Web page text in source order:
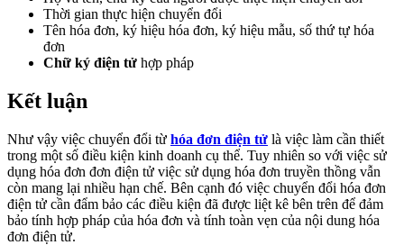
Thời gian thực hiện chuyển đổi
Tên hóa đơn, ký hiệu hóa đơn, ký hiệu mẫu, số thứ tự hóa
đơn
Chữ ký điện tử hợp pháp
Kết luận
Như vậy việc chuyển đổi từ hóa đơn điện tử là việc làm cần thiết
trong một số điều kiện kinh doanh cụ thể. Tuy nhiên so với việc sử
dụng hóa đơn đơn điện tử việc sử dụng hóa đơn truyền thồng vẫn
còn mang lại nhiều hạn chế. Bên cạnh đó việc chuyển đổi hóa đơn
điện tử cần đẩm bảo các điều kiện đã được liệt kê bên trên để đảm
bảo tính hợp pháp của hóa đơn và tính toàn vẹn của nội dung hóa
đơn điện tử.